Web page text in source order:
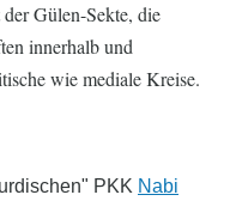
Gülen-Sekte, die
innerhalb und
wie mediale Kreise.
PKK Nabi